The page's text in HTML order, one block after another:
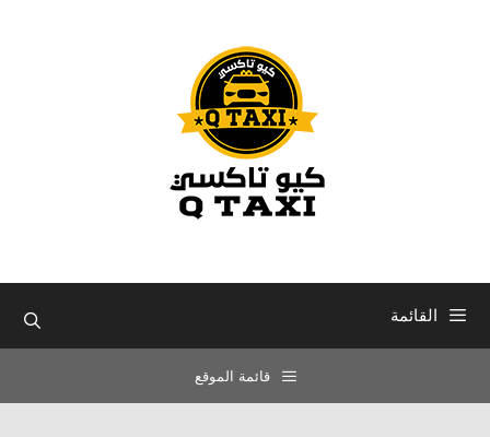
القائمة
قائمة الموقع